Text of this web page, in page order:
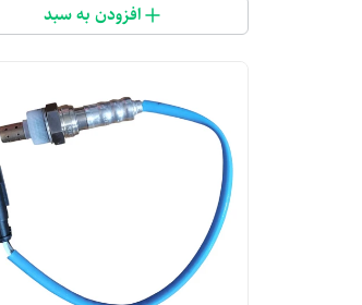
افزودن به سبد